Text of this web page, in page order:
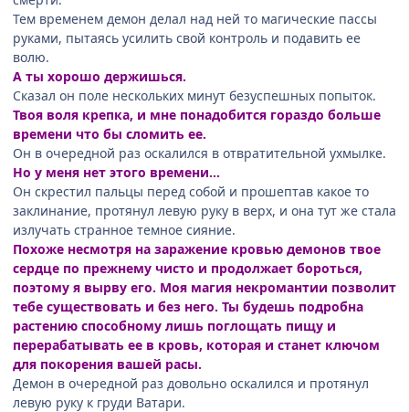
Тем временем демон делал над ней то магические пассы
руками, пытаясь усилить свой контроль и подавить ее
волю.
А ты хорошо держишься.
Сказал он поле нескольких минут безуспешных попыток.
Твоя воля крепка, и мне понадобится гораздо больше
времени что бы сломить ее.
Он в очередной раз оскалился в отвратительной ухмылке.
Но у меня нет этого времени…
Он скрестил пальцы перед собой и прошептав какое то
заклинание, протянул левую руку в верх, и она тут же стала
излучать странное темное сияние.
Похоже несмотря на заражение кровью демонов твое
сердце по прежнему чисто и продолжает бороться,
поэтому я вырву его. Моя магия некромантии позволит
тебе существовать и без него. Ты будешь подробна
растению способному лишь поглощать пищу и
перерабатывать ее в кровь, которая и станет ключом
для покорения вашей расы.
Демон в очередной раз довольно оскалился и протянул
левую руку к груди Ватари.